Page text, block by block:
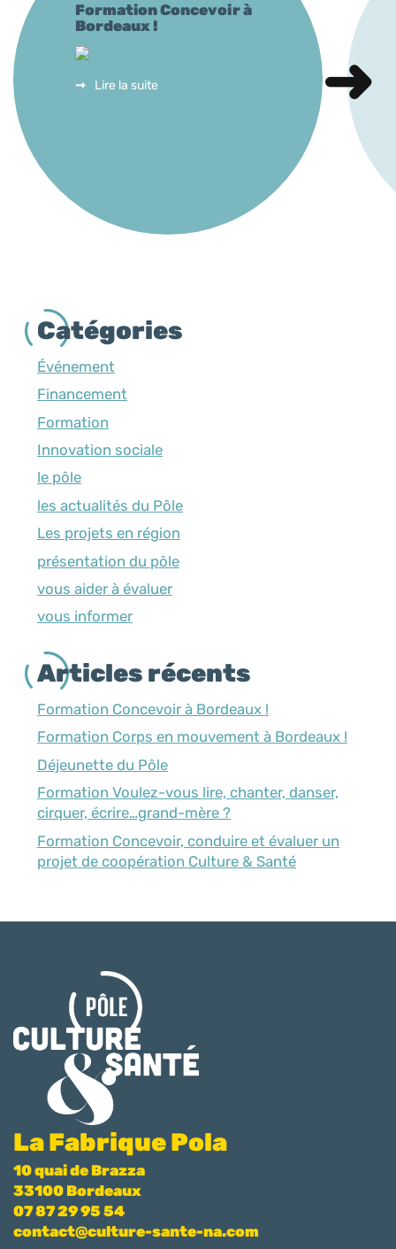
Formation Concevoir à
Bordeaux !
Lire la suite
Catégories
Événement
Financement
Formation
Innovation sociale
le pôle
les actualités du Pôle
Les projets en région
présentation du pôle
vous aider à évaluer
vous informer
Articles récents
Formation Concevoir à Bordeaux !
Formation Corps en mouvement à Bordeaux !
Déjeunette du Pôle
Formation Voulez-vous lire, chanter, danser,
cirquer, écrire…grand-mère ?
Formation Concevoir, conduire et évaluer un
projet de coopération Culture & Santé
La Fabrique Pola
10 quai de Brazza
33100 Bordeaux
07 87 29 95 54
contact@culture-sante-na.com